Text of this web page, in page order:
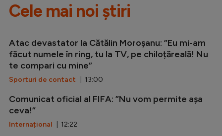
Cele mai noi știri
Atac devastator la Cătălin Moroșanu: ”Eu mi-am
făcut numele în ring, tu la TV, pe chiloțăreală! Nu
te compari cu mine”
Sporturi de contact | 13:00
Comunicat oficial al FIFA: ”Nu vom permite așa
ceva!”
Internațional | 12:22